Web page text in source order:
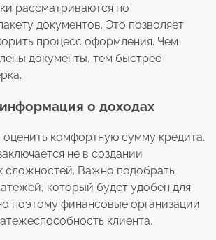
рассматриваются по
документов. Это позволяет
процесс оформления. Чем
документы, тем быстрее
о доходах
комфортную сумму кредита.
не в создании
сложностей. Важно подобрать
который будет удобен для
поэтому финансовые организации
клиента.